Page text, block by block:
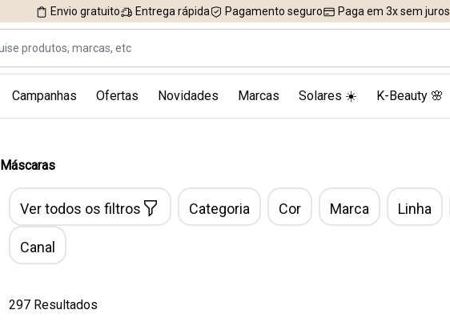
Envio gratuito Entrega rápida Pagamento seguro Paga em 3x sem juros
Campanhas Ofertas Novidades Marcas Solares ☀️ K-Beauty 🌸
Máscaras
Ver todos os filtros Categoria Cor Marca Linha
Canal
297 Resultados